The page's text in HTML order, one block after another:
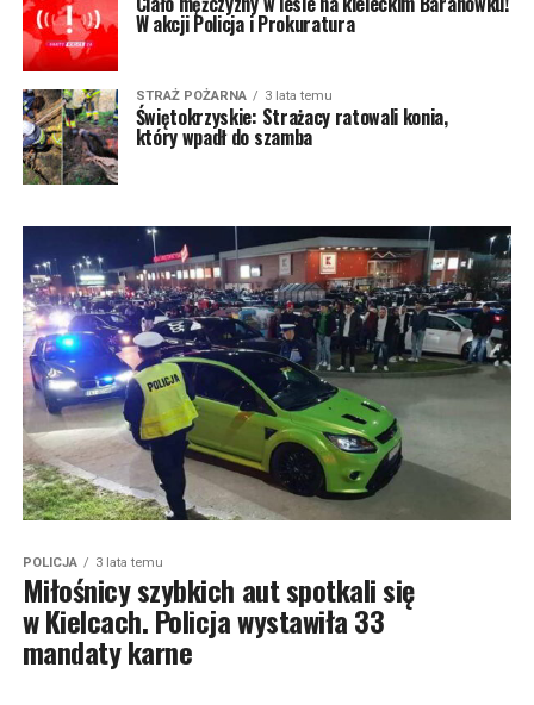
W akcji Policja i Prokuratura
STRAŻ POŻARNA 3 lata temu
Świętokrzyskie: Strażacy ratowali konia,
który wpadł do szamba
POLICJA 3 lata temu
Miłośnicy szybkich aut spotkali się
w Kielcach. Policja wystawiła 33
mandaty karne